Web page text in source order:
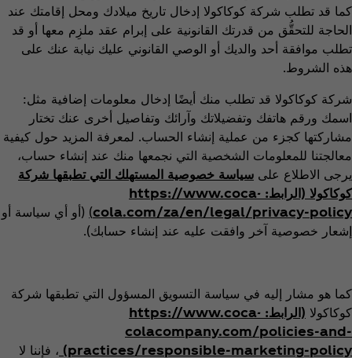
كما قد تطلب شركة كوكاكولا إدخال تاريخ ميلادك ومحل إقامتك عند
الحاجة للتحقُّق من قدرتك القانونية على إبرام عقد ملزِم معها أو قد
تطلب موافقة أحد والديك أو الوصي القانوني عليك نيابة عنك على
هذه الشروط.
شركة كوكاكولا قد تطلب منك أيضًا إدخال معلومات إضافية مثل:
اسمك ورقم هاتفك وتفضيلاتك وآرائك وتفاصيل أخرى عنك تختار
مشاركتها كجزء من عملية إنشاء الحساب. لمعرفة المزيد حول كيفية
معالجتنا للمعلومات الشخصية التي نجمعها منك عند إنشاء حساب،
يرجى الاطلاع على سياسة خصوصية المستهلك التي تطبقها شركة
كوكاكولا (الرابط: https://www.coca-
cola.com/za/en/legal/privacy-policy
) (أو أي سياسة أو
إشعار خصوصية آخر وافقت عليه عند إنشاء حسابك).
كما هو مشار إليه في سياسة التسويق المسؤول التي تطبقها شركة
كوكاكولا
(الرابط: https://www.coca-
colacompany.com/policies-and-
practices/responsible-marketing-policy)
، فإننا لا